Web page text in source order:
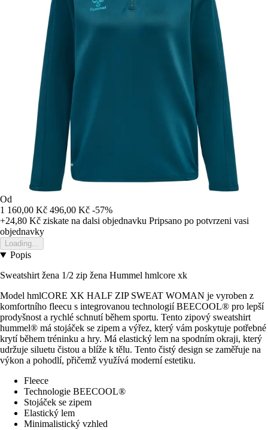
Od
1 160,00 Kč 496,00 Kč -57%
+24,80 Kč ziskate na dalsi objednavku Pripsano po potvrzeni vasi
objednavky
Loading...
Popis
Sweatshirt žena 1/2 zip žena Hummel hmlcore xk
Model hmlCORE XK HALF ZIP SWEAT WOMAN je vyroben z
komfortního fleecu s integrovanou technologií BEECOOL® pro lepší
prodyšnost a rychlé schnutí během sportu. Tento zipový sweatshirt
hummel® má stojáček se zipem a výřez, který vám poskytuje potřebné
krytí během tréninku a hry. Má elastický lem na spodním okraji, který
udržuje siluetu čistou a blíže k tělu. Tento čistý design se zaměřuje na
výkon a pohodlí, přičemž využívá moderní estetiku.
Fleece
Technologie BEECOOL®
Stojáček se zipem
Elastický lem
Minimalistický vzhled